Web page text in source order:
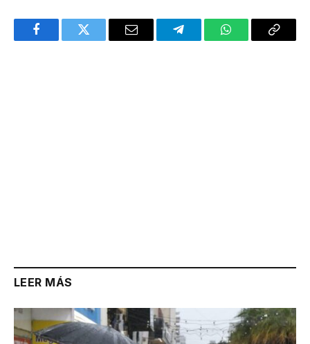
FacebookTwitter Email TelegramWhatsAppCopy
LEER MÁS